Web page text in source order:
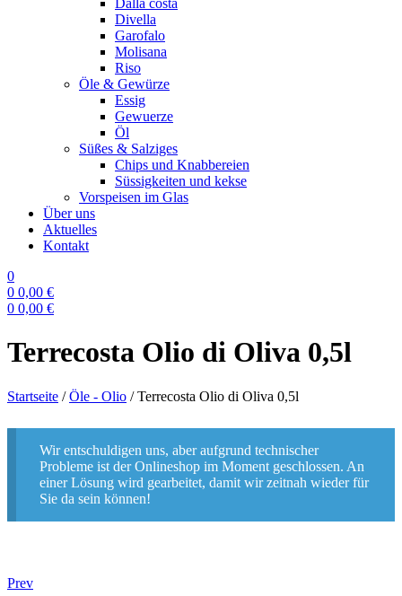
Dalla costa
Divella
Garofalo
Molisana
Riso
Öle & Gewürze
Essig
Gewuerze
Öl
Süßes & Salziges
Chips und Knabbereien
Süssigkeiten und kekse
Vorspeisen im Glas
Über uns
Aktuelles
Kontakt
0
0 0,00 €
0 0,00 €
Terrecosta Olio di Oliva 0,5l
Startseite /Öle - Olio /Terrecosta Olio di Oliva 0,5l
Wir entschuldigen uns, aber aufgrund technischer
Probleme ist der Onlineshop im Moment geschlossen. An
einer Lösung wird gearbeitet, damit wir zeitnah wieder für
Sie da sein können!
Prev